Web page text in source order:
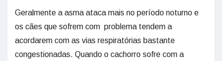
Geralmente a asma ataca mais no período noturno e
os cães que sofrem com problema tendem a
acordarem com as vias respiratórias bastante
congestionadas. Quando o cachorro sofre com a